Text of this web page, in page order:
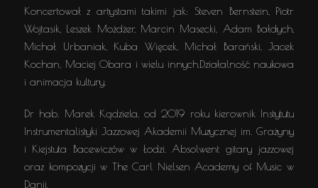
Koncertował z artystami takimi jak: Steven Bernstein, Piotr
Wojtasik, Leszek Możdżer, Marcin Masecki, Adam Bałdych,
Michał Urbaniak, Kuba Więcek, Michał Barański, Jacek
Kochan, Maciej Obara i wielu innych.Działalność naukowa
i animacja kultury.
Dr hab. Marek Kądziela, od 2019 roku kierownik Instytutu
Instrumentalistyki Jazzowej Akademii Muzycznej im. Grażyny
i Kiejstuta Bacewiczów w Łodzi. Absolwent gitary jazzowej
oraz kompozycji w The Carl Nielsen Academy of Music w
Danii.